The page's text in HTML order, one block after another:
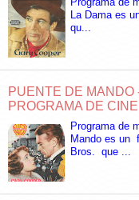
La Dama es
qu...
PUENTE DE MANDO
PROGRAMA DE CINE
Programa de
Mando es un
Bros. que ...